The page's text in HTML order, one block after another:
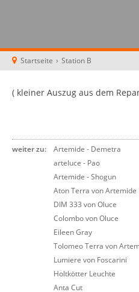
Startseite › Station B
( kleiner Auszug aus dem
weiter zu:
Artemide - Demetra
arteluce - Pao
Artemide - Shogun
Aton Terra von Artemide
DIM 333 von Oluce
Colombo von Oluce
Eileen Gray
Tolomeo Terra von
Lumiere von Foscarini
Holtkötter Leuchte
Anta Cut